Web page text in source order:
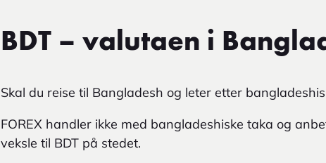
BDT – valutaen i
Skal du reise til Bangladesh og leter etter
FOREX handler ikke med bangladeshiske taka og
veksle til BDT på stedet.